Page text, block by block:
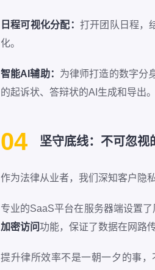
日程可视化分配： 打开团队日程，
化。
智能AI辅助： 为律师打造的数字分
的起诉状、答辩状的AI生成和导出
04 坚守底线：不可忽视
作为法律从业者，我们深知客户隐
专业的SaaS平台在服务器端设置
加密访问功能，保证了数据在网路
提升律所效率不是一朝一夕的事